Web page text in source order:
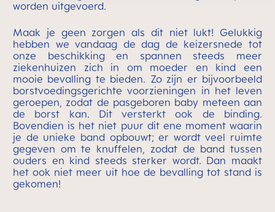
worden uitgevoerd.
Maak je geen zorgen als dit niet lukt! Gelukkig
hebben we vandaag de dag de keizersnede tot
onze beschikking en spannen steeds meer
ziekenhuizen zich in om moeder en kind een
mooie bevalling te bieden. Zo zijn er bijvoorbeeld
borstvoedingsgerichte voorzieningen in het leven
geroepen, zodat de pasgeboren baby meteen aan
de borst kan. Dit versterkt ook de binding.
Bovendien is het niet puur dit ene moment waarin
je de unieke band opbouwt; er wordt veel ruimte
gegeven om te knuffelen, zodat de band tussen
ouders en kind steeds sterker wordt. Dan maakt
het ook niet meer uit hoe de bevalling tot stand is
gekomen!